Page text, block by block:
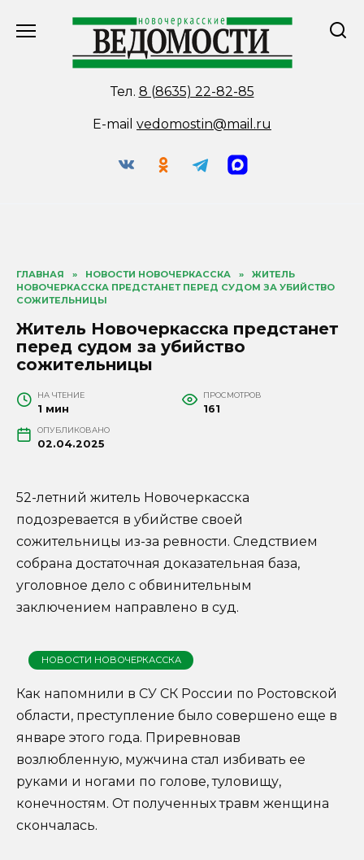
Тел. 8 (8635) 22-82-85
E-mail vedomostin@mail.ru
ГЛАВНАЯ » НОВОСТИ НОВОЧЕРКАССКА »
ЖИТЕЛЬ
НОВОЧЕРКАССКА ПРЕДСТАНЕТ ПЕРЕД СУДОМ ЗА УБИЙСТВО
СОЖИТЕЛЬНИЦЫ
Житель Новочеркасска предстанет
перед судом за убийство
сожительницы
НА ЧТЕНИЕ
1 мин
ПРОСМОТРОВ
161
ОПУБЛИКОВАНО
02.04.2025
52-летний житель Новочеркасска
подозревается в убийстве своей
сожительницы из-за ревности. Следствием
собрана достаточная доказательная база,
уголовное дело с обвинительным
заключением направлено в суд.
НОВОСТИ НОВОЧЕРКАССКА
Как напомнили в СУ СК России по Ростовской
области, преступление было совершено еще в
январе этого года. Приревновав
возлюбленную, мужчина стал избивать ее
руками и ногами по голове, туловищу,
конечностям. От полученных травм женщина
скончалась.